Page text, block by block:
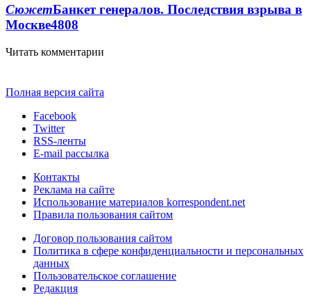
СюжетБанкет генералов. Последствия взрыва в
Москве4808
Читать комментарии
Полная версия сайта
Facebook
Twitter
RSS-ленты
E-mail рассылка
Контакты
Реклама на сайте
Использование материалов korrespondent.net
Правила пользования сайтом
Договор пользования сайтом
Политика в сфере конфиденциальности и персональных
данных
Пользовательское соглашение
Редакция